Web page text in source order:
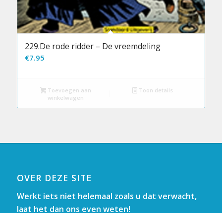
229.De rode ridder – De vreemdeling
€7.95
Toevoegen aan
winkelwagen
Toon details
OVER DEZE SITE
Werkt iets niet helemaal zoals u dat verwacht,
laat het dan ons even weten!